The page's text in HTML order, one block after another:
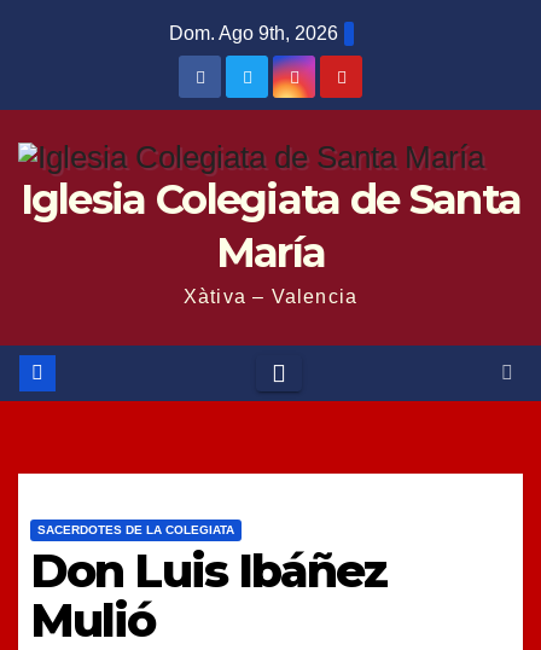
Dom. Ago 9th, 2026
Iglesia Colegiata de Santa
María
Xàtiva – Valencia
SACERDOTES DE LA COLEGIATA
Don Luis Ibáñez
Mulió